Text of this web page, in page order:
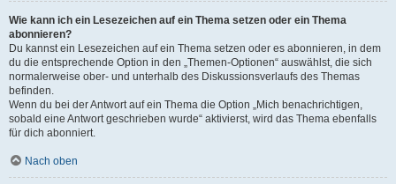
Wie kann ich ein Lesezeichen auf ein Thema setzen oder ein Thema
abonnieren?
Du kannst ein Lesezeichen auf ein Thema setzen oder es abonnieren, in dem
du die entsprechende Option in den „Themen-Optionen“ auswählst, die sich
normalerweise ober- und unterhalb des Diskussionsverlaufs des Themas
befinden.
Wenn du bei der Antwort auf ein Thema die Option „Mich benachrichtigen,
sobald eine Antwort geschrieben wurde“ aktivierst, wird das Thema ebenfalls
für dich abonniert.
Nach oben